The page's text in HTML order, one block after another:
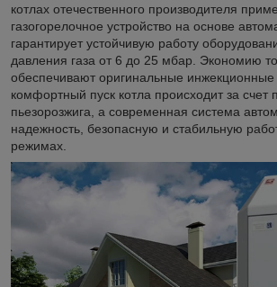
котлах отечественного производителя
газогорелочное устройство на основе
гарантирует устойчивую работу
давления газа от 6 до 25 мбар. Экономию
обеспечивают оригинальные инжекционные
комфортный пуск котла происходит за счет
пьезорозжига, а современная система
надежность, безопасную и стабильную
режимах.